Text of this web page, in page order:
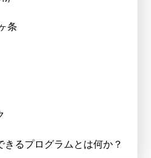
条
きるプログラムとは何か？